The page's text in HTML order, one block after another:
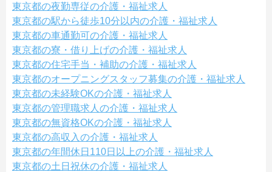
東京都の夜勤専従の介護・福祉求人
東京都の駅から徒歩10分以内の介護・福祉求人
東京都の車通勤可の介護・福祉求人
東京都の寮・借り上げの介護・福祉求人
東京都の住宅手当・補助の介護・福祉求人
東京都のオープニングスタッフ募集の介護・福祉求人
東京都の未経験OKの介護・福祉求人
東京都の管理職求人の介護・福祉求人
東京都の無資格OKの介護・福祉求人
東京都の高収入の介護・福祉求人
東京都の年間休日110日以上の介護・福祉求人
東京都の土日祝休の介護・福祉求人